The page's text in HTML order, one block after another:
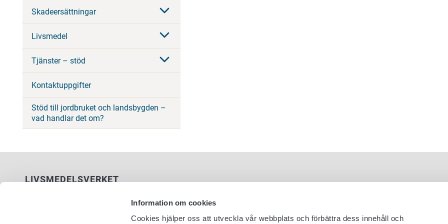
Information om cookies
Cookies hjälper oss att utveckla vår webbplats och förbättra dess innehåll och
Skadeersättningar
Livsmedel
Tjänster – stöd
Kontaktuppgifter
Stöd till jordbruket och landsbygden –
vad handlar det om?
LIVSMEDELSVERKET